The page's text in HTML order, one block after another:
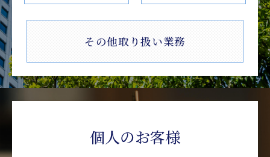
その他取り扱い業務
個人のお客様